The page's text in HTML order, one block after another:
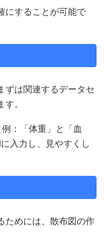
にすることが可能で
ずは関連するデータセ
。
：「体重」と「血
入力し、見やすくし
ためには、散布図の作